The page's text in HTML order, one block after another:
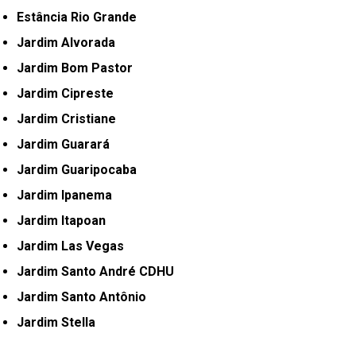
Estância Rio Grande
Jardim Alvorada
Jardim Bom Pastor
Jardim Cipreste
Jardim Cristiane
Jardim Guarará
Jardim Guaripocaba
Jardim Ipanema
Jardim Itapoan
Jardim Las Vegas
Jardim Santo André CDHU
Jardim Santo Antônio
Jardim Stella